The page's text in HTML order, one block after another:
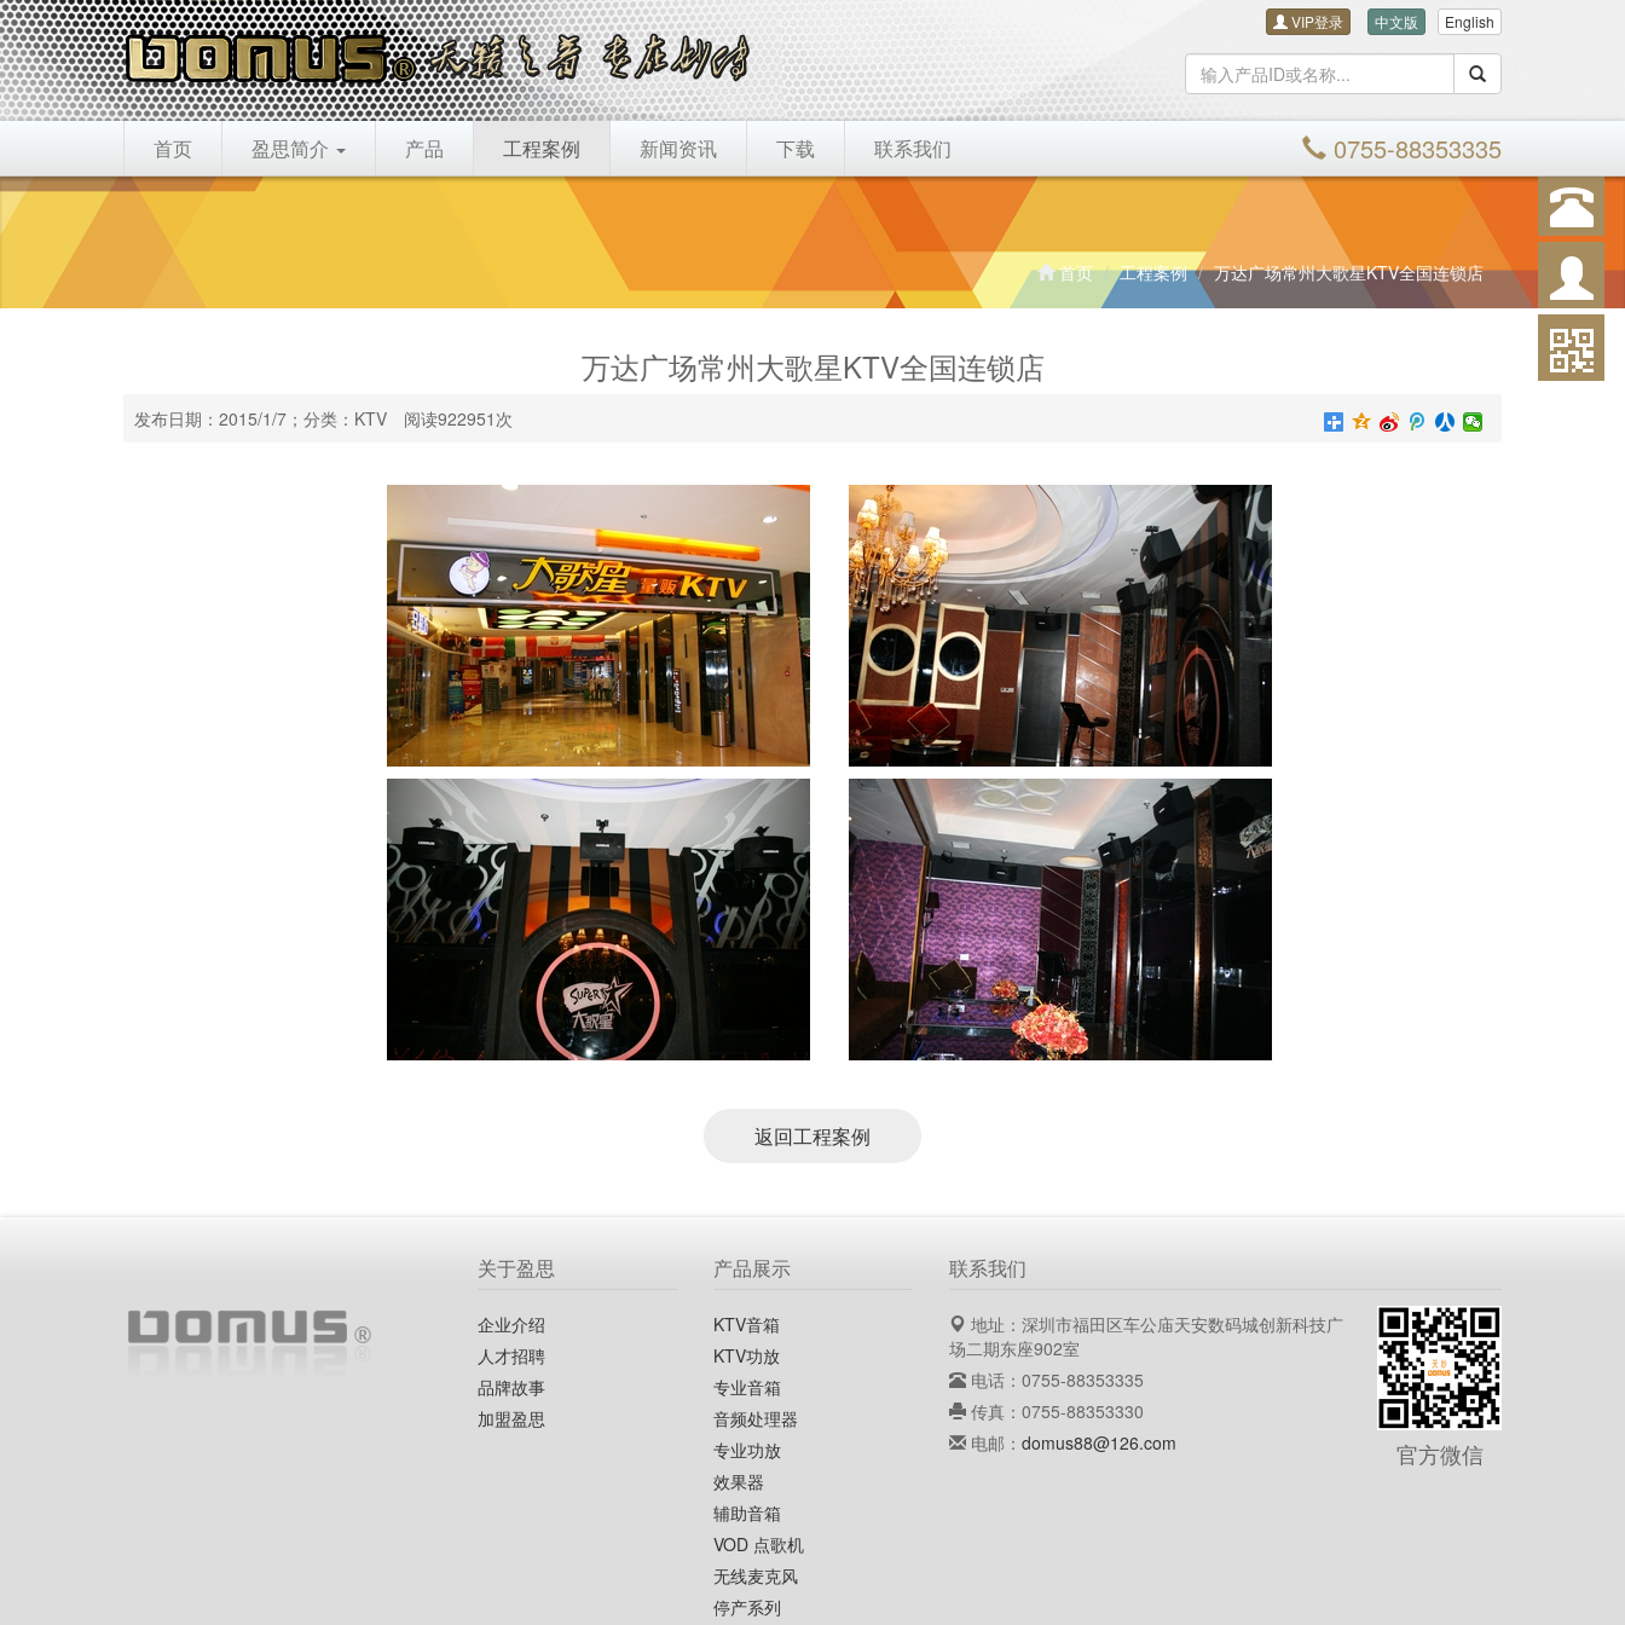
VIP登录 中文版 English
搜索
0755-88353335
首页 盈思简介 产品 工程案例 新闻资讯 下载 联系我们
首页 工程案例 万达广场常州大歌星KTV全国连锁店
万达广场常州大歌星KTV全国连锁店
发布日期：2015/1/7；分类：KTV 阅读922951次
返回工程案例
关于盈思
企业介绍
人才招聘
品牌故事
加盟盈思
产品展示
KTV音箱
KTV功放
专业音箱
音频处理器
专业功放
效果器
辅助音箱
VOD 点歌机
无线麦克风
停产系列
联系我们
地址：深圳市福田区车公庙天安数码城创新科技广
场二期东座902室
电话：0755-88353335
传真：0755-88353330
电邮： domus88@126.com 官方微信